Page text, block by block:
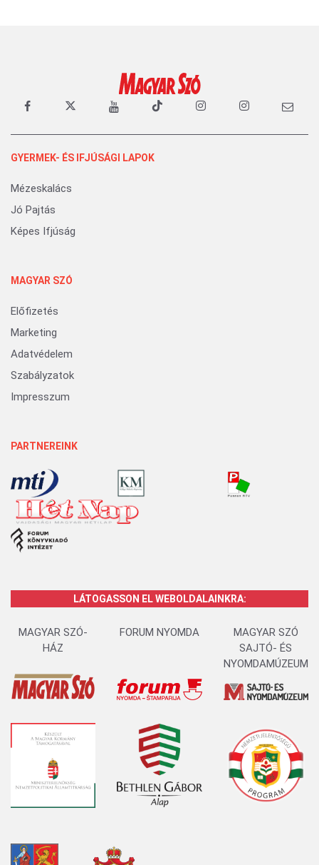
GYERMEK- ÉS IFJÚSÁGI LAPOK
Mézeskalács
Jó Pajtás
Képes Ifjúság
MAGYAR SZÓ
Előfizetés
Marketing
Adatvédelem
Szabályzatok
Impresszum
PARTNEREINK
LÁTOGASSON EL WEBOLDALAINKRA:
MAGYAR SZÓ-
HÁZ
FORUM NYOMDA
MAGYAR SZÓ
SAJTÓ- ÉS
NYOMDAMÚZEUM